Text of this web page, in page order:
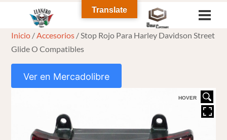
content
Inicio /Accesorios / Stop Rojo Para Harley Davidson Street
Glide O Compatibles
Ver en Mercadolibre
HOVER
Translate